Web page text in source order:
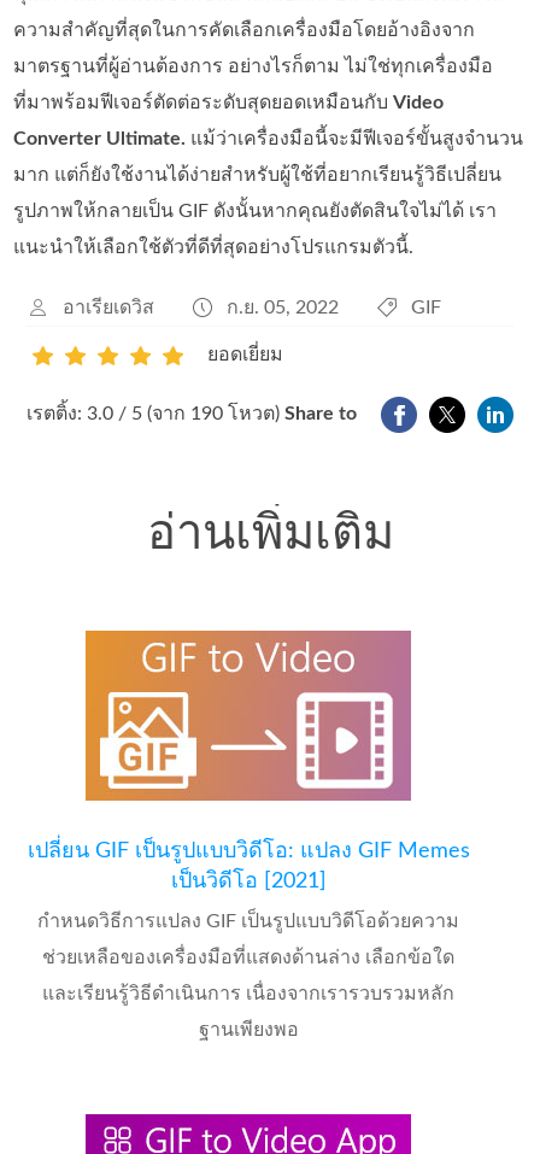
ความสำคัญที่สุดในการคัดเลือกเครื่องมือโดยอ้างอิงจาก
มาตรฐานที่ผู้อ่านต้องการ อย่างไรก็ตาม ไม่ใช่ทุกเครื่องมือ
ที่มาพร้อมฟีเจอร์ตัดต่อระดับสุดยอดเหมือนกับVideo
Converter Ultimate. แม้ว่าเครื่องมือนี้จะมีฟีเจอร์ขั้นสูงจำนวน
มาก แต่ก็ยังใช้งานได้ง่ายสำหรับผู้ใช้ที่อยากเรียนรู้วิธีเปลี่ยน
รูปภาพให้กลายเป็น GIF ดังนั้นหากคุณยังตัดสินใจไม่ได้ เรา
แนะนำให้เลือกใช้ตัวที่ดีที่สุดอย่างโปรแกรมตัวนี้.
อาเรียเดวิส ก.ย. 05, 2022 GIF
2
ยอดเยี่ยม
เรตติ้ง: 3.0 / 5 (จาก 190 โหวต) Share to
อ่านเพิ่มเติม
เปลี่ยน GIF เป็นรูปแบบวิดีโอ: แปลง GIF Memes
เป็นวิดีโอ [2021]
กำหนดวิธีการแปลง GIF เป็นรูปแบบวิดีโอด้วยความ
ช่วยเหลือของเครื่องมือที่แสดงด้านล่าง เลือกข้อใด
และเรียนรู้วิธีดำเนินการ เนื่องจากเรารวบรวมหลัก
ฐานเพียงพอ